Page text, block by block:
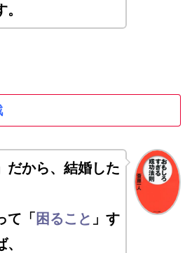
だから、 結婚した
て「 困ること 」す